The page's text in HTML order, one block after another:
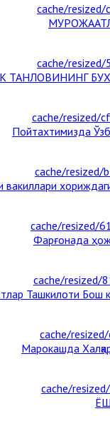
Пойтахтимизда
Фарғонада
Ташкилоти
Марокашда